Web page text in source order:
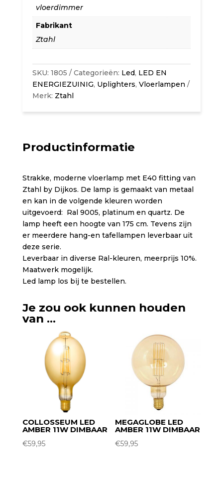
vloerdimmer
Fabrikant
Ztahl
SKU: 1805 Categorieën: Led, LED EN
ENERGIEZUINIG, Uplighters, Vloerlampen
Merk: Ztahl
Productinformatie
Strakke, moderne vloerlamp met E40 fitting van
Ztahl by Dijkos. De lamp is gemaakt van metaal
en kan in de volgende kleuren worden
uitgevoerd: Ral 9005, platinum en quartz. De
lamp heeft een hoogte van 175 cm. Tevens zijn
er meerdere hang-en tafellampen leverbaar uit
deze serie.
Leverbaar in diverse Ral-kleuren, meerprijs 10%.
Maatwerk mogelijk.
Led lamp los bij te bestellen.
Je zou ook kunnen houden
van …
COLLOSSEUM LED
AMBER 11W DIMBAAR
€59,95
MEGAGLOBE LED
AMBER 11W DIMBAAR
€59,95